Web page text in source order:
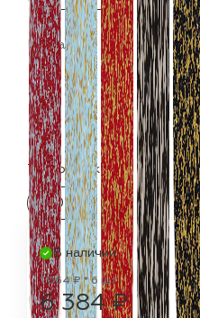
Цвета:
Термостойкость:
150 °C
В наличии
1 064 ₽ * 6 шт
6 384 ₽